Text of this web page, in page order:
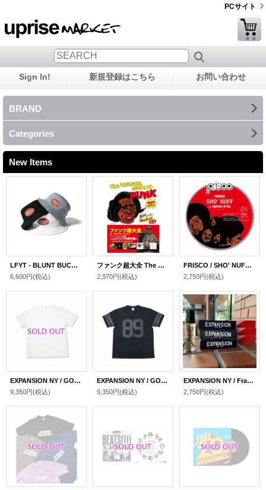
PCサイト
Sign In! 新規登録はこちら お問い合わせ
BRAND
Categories
New Items
LFYT - BLUNT BUCKET HAT
6,600円(税込)
ファンク超大全 The Ultimate Guide to FUNK
2,970円(税込)
FRISCO / SHO' NUFF FEAT. SPINNA B-ILL 7"
2,750円(税込)
EXPANSION NY / GOLDEN ERA 89 TEE
9,350円(税込)
EXPANSION NY / GOLDEN ERA 89 TEE
9,350円(税込)
EXPANSION NY / Fragrance Oil Egiptian Musk
2,750円(税込)